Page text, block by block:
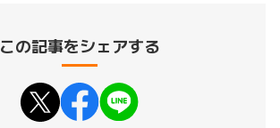
この記事をシェアする